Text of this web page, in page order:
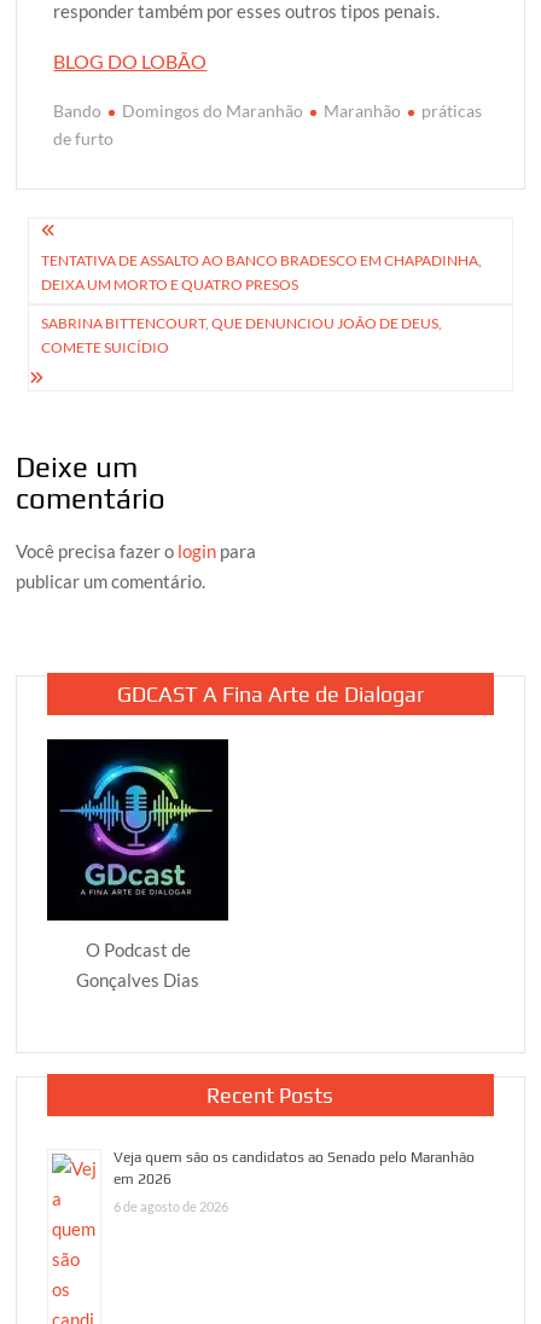
responder também por esses outros tipos penais.
BLOG DO LOBÃO
Bando Domingos do Maranhão Maranhão
práticas
de furto
Navegação
de
Post
TENTATIVA DE ASSALTO AO BANCO BRADESCO EM CHAPADINHA,
DEIXA UM MORTO E QUATRO PRESOS
SABRINA BITTENCOURT, QUE DENUNCIOU JOÃO DE DEUS,
COMETE SUICÍDIO
Deixe um
comentário
Você precisa fazer o login para
publicar um comentário.
GDCAST A Fina Arte de Dialogar
O Podcast de
Gonçalves Dias
Recent Posts
Veja quem são os candidatos ao Senado pelo Maranhão
em 2026
6 de agosto de 2026